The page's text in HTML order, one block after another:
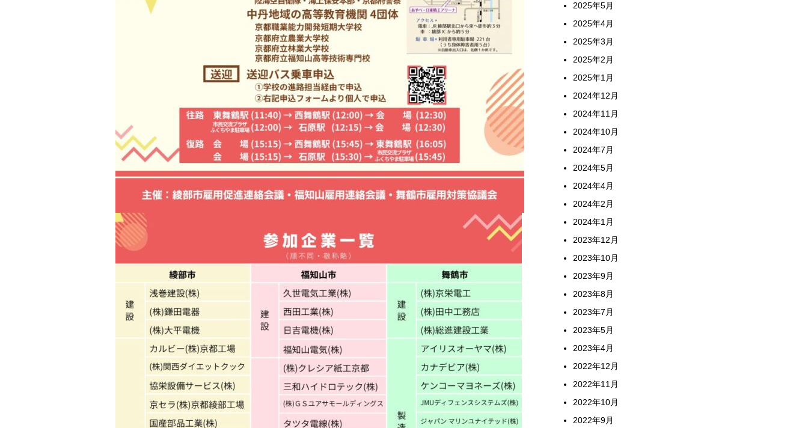
2025年5月
2025年4月
2025年3月
2025年2月
2025年1月
2024年12月
2024年11月
2024年10月
2024年7月
2024年5月
2024年4月
2024年2月
2024年1月
2023年12月
2023年10月
2023年9月
2023年8月
2023年7月
2023年5月
2023年4月
2022年12月
2022年11月
2022年10月
2022年9月